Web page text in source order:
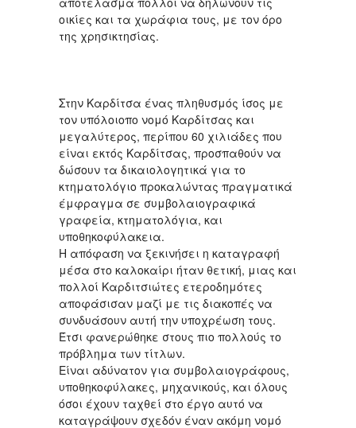
οικίες και τα χωράφια τους, με τον όρο
της χρησικτησίας.
Στην Καρδίτσα ένας πληθυσμός ίσος με
τον υπόλοιοπο νομό Καρδίτσας και
μεγαλύτερος, περίπου 60 χιλιάδες που
είναι εκτός Καρδίτσας, προσπαθούν να
δώσουν τα δικαιολογητικά για το
κτηματολόγιο προκαλώντας πραγματικά
έμφραγμα σε συμβολαιογραφικά
γραφεία, κτηματολόγια, και
υποθηκοφύλακεια.
Η απόφαση να ξεκινήσει η καταγραφή
μέσα στο καλοκαίρι ήταν θετική, μιας και
πολλοί Καρδιτσιώτες ετεροδημότες
αποφάσισαν μαζί με τις διακοπές να
συνδυάσουν αυτή την υποχρέωση τους.
Έτσι φανερώθηκε στους πιο πολλούς το
πρόβλημα των τίτλων.
Είναι αδύνατον για συμβολαιογράφους,
υποθηκοφύλακες, μηχανικούς, και όλους
όσοι έχουν ταχθεί στο έργο αυτό να
καταγράψουν σχεδόν έναν ακόμη νομό